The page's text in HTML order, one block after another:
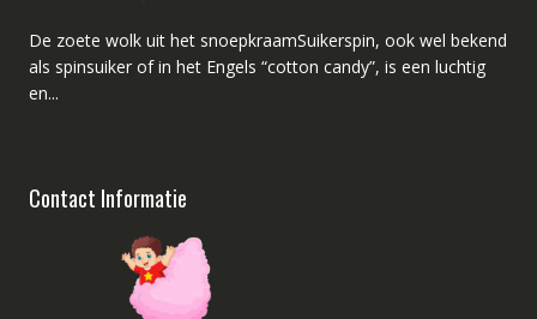
De zoete wolk uit het snoepkraamSuikerspin, ook wel bekend
als spinsuiker of in het Engels “cotton candy”, is een luchtig
en...
Contact Informatie